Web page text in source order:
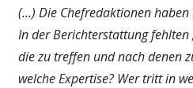
(…) Die Chefredaktionen haben
In der Berichterstattung fehlten
die zu treffen und nach denen
welche Expertise? Wer tritt in